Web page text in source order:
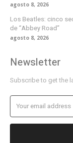
agosto 8, 2026
Los Beatles: cinco
de “Abbey Road”
agosto 8, 2026
Newsletter
Subscribe to get the